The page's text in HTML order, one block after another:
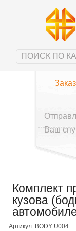
Ваш
Комплект
кузова
Артикул: BODY U004